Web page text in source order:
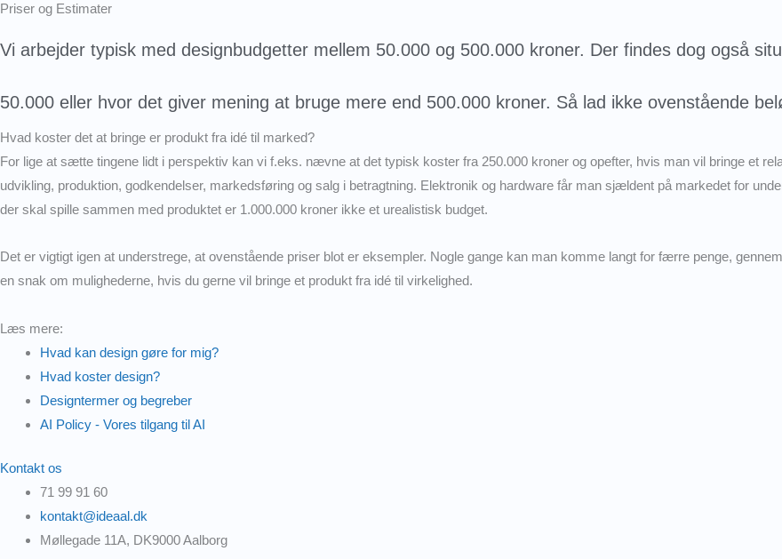
Priser og Estimater
Vi arbejder typisk med designbudgetter mellem 50.000 og 500.000 kroner. Der findes dog også
50.000 eller hvor det giver mening at bruge mere end 500.000 kroner. Så lad ikke ovenstående
Hvad koster det at bringe er produkt fra idé til marked?​
For lige at sætte tingene lidt i perspektiv kan vi f.eks. nævne at det typisk koster fra 250.000 kroner og opefter, hvis man vil bringe et
udvikling, produktion, godkendelser, markedsføring og salg i betragtning. Elektronik og hardware får man sjældent på markedet for
der skal spille sammen med produktet er 1.000.000 kroner ikke et urealistisk budget.
Det er vigtigt igen at understrege, at ovenstående priser blot er eksempler. Nogle gange kan man komme langt for færre penge,
en snak om mulighederne, hvis du gerne vil bringe et produkt fra idé til virkelighed.
Læs mere:
Hvad kan design gøre for mig?
Hvad koster design?
Designtermer og begreber
AI Policy - Vores tilgang til AI
Kontakt os
71 99 91 60
kontakt@ideaal.dk
Møllegade 11A, DK9000 Aalborg